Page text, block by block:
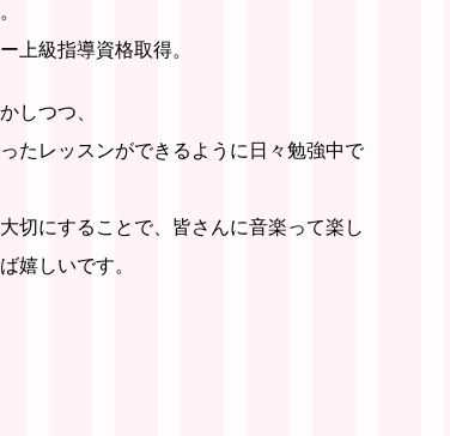
上級指導資格取得。
しつつ、
たレッスンができるように日々勉強中で
切にすることで、皆さんに音楽って楽し
嬉しいです。